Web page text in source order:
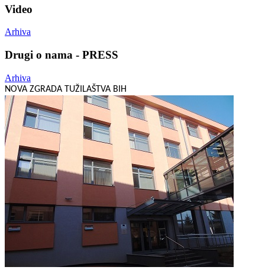
Video
Arhiva
Drugi o nama - PRESS
Arhiva
NOVA ZGRADA TUŽILAŠTVA BIH